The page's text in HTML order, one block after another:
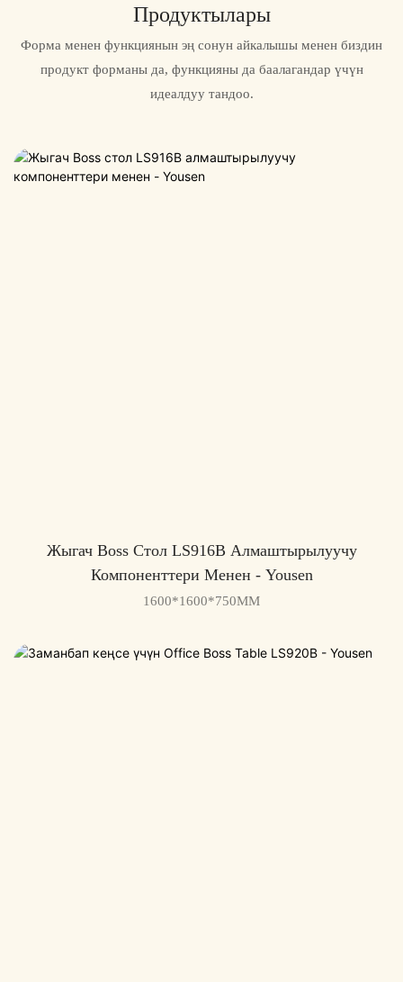
Продуктылары
Форма менен функциянын эң сонун айкалышы менен биздин
продукт форманы да, функцияны да баалагандар үчүн
идеалдуу тандоо.
Жыгач Boss Стол LS916B Алмаштырылуучу
Компоненттери Менен - ​​Yousen
1600*1600*750MM